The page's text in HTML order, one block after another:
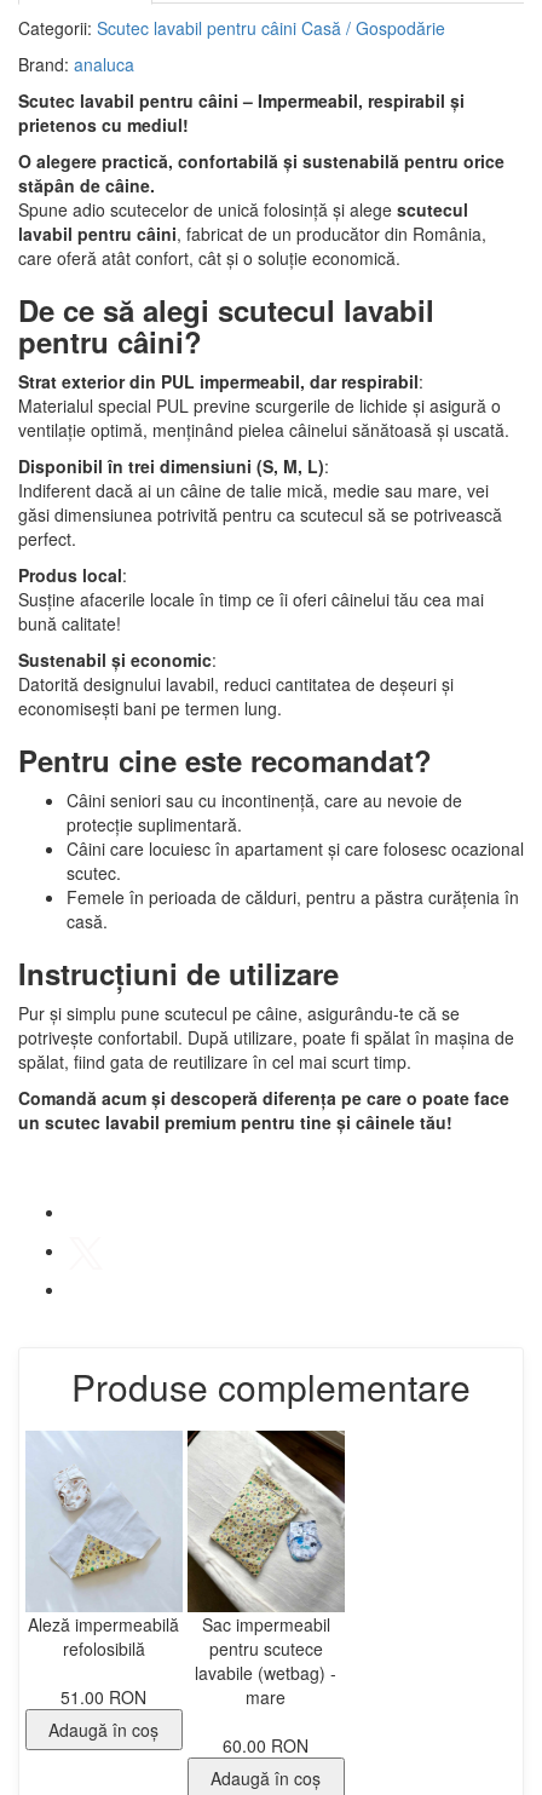
Categorii: Scutec lavabil pentru câini Casă / Gospodărie
Brand: analuca
Scutec lavabil pentru câini – Impermeabil, respirabil și
prietenos cu mediul!
O alegere practică, confortabilă și sustenabilă pentru orice
stăpân de câine.
Spune adio scutecelor de unică folosință și alege scutecul
lavabil pentru câini, fabricat de un producător din România,
care oferă atât confort, cât și o soluție economică.
De ce să alegi scutecul lavabil
pentru câini?
Strat exterior din PUL impermeabil, dar respirabil:
Materialul special PUL previne scurgerile de lichide și asigură o
ventilație optimă, menținând pielea câinelui sănătoasă și uscată.
Disponibil în trei dimensiuni (S, M, L):
Indiferent dacă ai un câine de talie mică, medie sau mare, vei
găsi dimensiunea potrivită pentru ca scutecul să se potrivească
perfect.
Produs local:
Susține afacerile locale în timp ce îi oferi câinelui tău cea mai
bună calitate!
Sustenabil și economic:
Datorită designului lavabil, reduci cantitatea de deșeuri și
economisești bani pe termen lung.
Pentru cine este recomandat?
Câini seniori sau cu incontinență, care au nevoie de
protecție suplimentară.
Câini care locuiesc în apartament și care folosesc ocazional
scutec.
Femele în perioada de călduri, pentru a păstra curățenia în
casă.
Instrucțiuni de utilizare
Pur și simplu pune scutecul pe câine, asigurându-te că se
potrivește confortabil. După utilizare, poate fi spălat în mașina de
spălat, fiind gata de reutilizare în cel mai scurt timp.
Comandă acum și descoperă diferența pe care o poate face
un scutec lavabil premium pentru tine și câinele tău!
Produse complementare
Aleză impermeabilă
refolosibilă
51.00 RON
Adaugă în coş
Sac impermeabil
pentru scutece
lavabile (wetbag) -
mare
60.00 RON
Adaugă în coş